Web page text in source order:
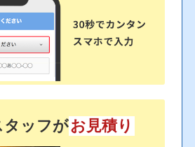
タッフがお見積り